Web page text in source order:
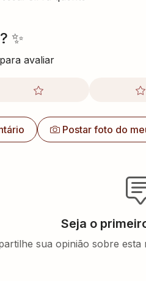
✨
avaliar
Postar foto do
Seja o
sua opinião sobre